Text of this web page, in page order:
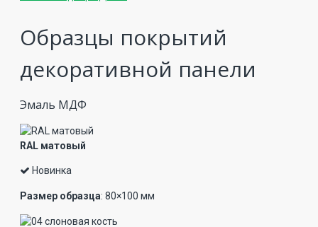
Образцы покрытий
декоративной панели
Эмаль МДФ
RAL матовый
Новинка
Размер образца: 80×100 мм